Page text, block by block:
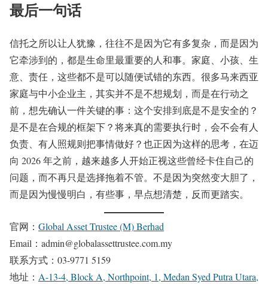
最后一句话
信托之所以让人犹豫，往往不是因为它有多复杂，而是因为
它牵涉到的，都是生命里最重要的人和事。家庭、小孩、生
意、责任，这些都不是可以随便试错的东西。很多马来西亚
家庭与中小企业主，其实并不是不想规划，而是在行动之
前，想先确认一件关键的事：这个安排到底是不是安全的？
是不是在合规的框架下？将来真的需要执行时，会不会有人
负责、有人照规则把事情做好？也正因为这样的思考，在迈
向 2026 年之前，越来越多人开始正视这些曾经卡住自己的
问题，而不再只是选择拖着不管。不是因为突然变大胆了，
而是因为慢慢明白，有些事，早点想清楚，反而更踏实。
官网： Global Asset Trustee (M) Berhad
Email：admin@globalassettrustee.com.my
联系方式：03-9771 5159
地址： A-13-4, Block A, Northpoint, 1, Medan Syed Putra Utara,